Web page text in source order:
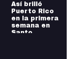
Así brilló
Puerto Rico
en la primera
semana en
Santo